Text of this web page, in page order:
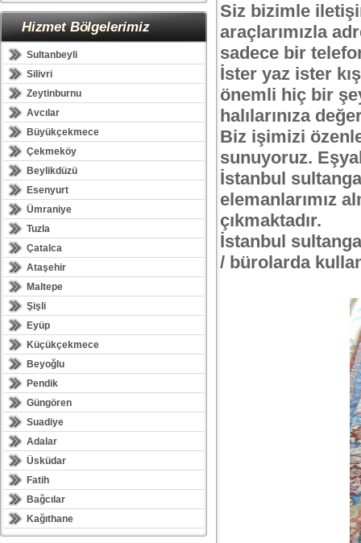
Hizmet Bölgelerimiz
Sultanbeyli
Silivri
Zeytinburnu
Avcılar
Büyükçekmece
Çekmeköy
Beylikdüzü
Esenyurt
Ümraniye
Tuzla
Çatalca
Ataşehir
Maltepe
Şişli
Eyüp
Küçükçekmece
Beyoğlu
Pendik
Güngören
Suadiye
Adalar
Üsküdar
Fatih
Bağcılar
Kağıthane
Siz bizimle
araçlarımızla
sadece bir
İster yaz ister
önemli hiç bir
halılarınıza
Biz işimizi
sunuyoruz.
İstanbul
elemanlarımız
çıkmaktadır.
İstanbul
/ bürolarda